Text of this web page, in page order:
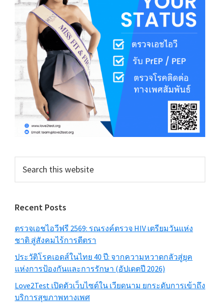
this
Recent Posts
ตรวจเอชไอวีฟรี 2569: รณรงค์ตรวจ HIV เตรียมวันแห่ง
ชาติ สู่สังคมไร้การตีตรา
ประวัติโรคเอดส์ในไทย 40 ปี: จากความหวาดกลัวสู่ยุค
แห่งการป้องกันและการรักษา (อัปเดตปี 2026)
Love2Test เปิดตัวเว็บไซต์ใน เวียดนาม ยกระดับการเข้าถึง
บริการสุขภาพทางเพศ